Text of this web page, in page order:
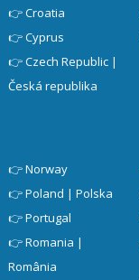
👉Cyprus
👉Czech Republic |
Česká republika
👉Poland | Polska
👉Portugal
👉Romania |
România
👉Russia | Россия